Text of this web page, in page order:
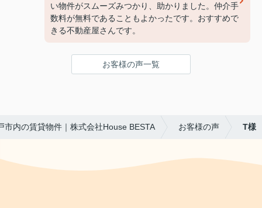
い物件がスムーズみつかり、助かりました。仲介手
数料が無料であることもよかったです。おすすめで
きる不動産屋さんです。
お客様の声一覧
市内の賃貸物件｜株式会社House BESTA お客様の声 T様